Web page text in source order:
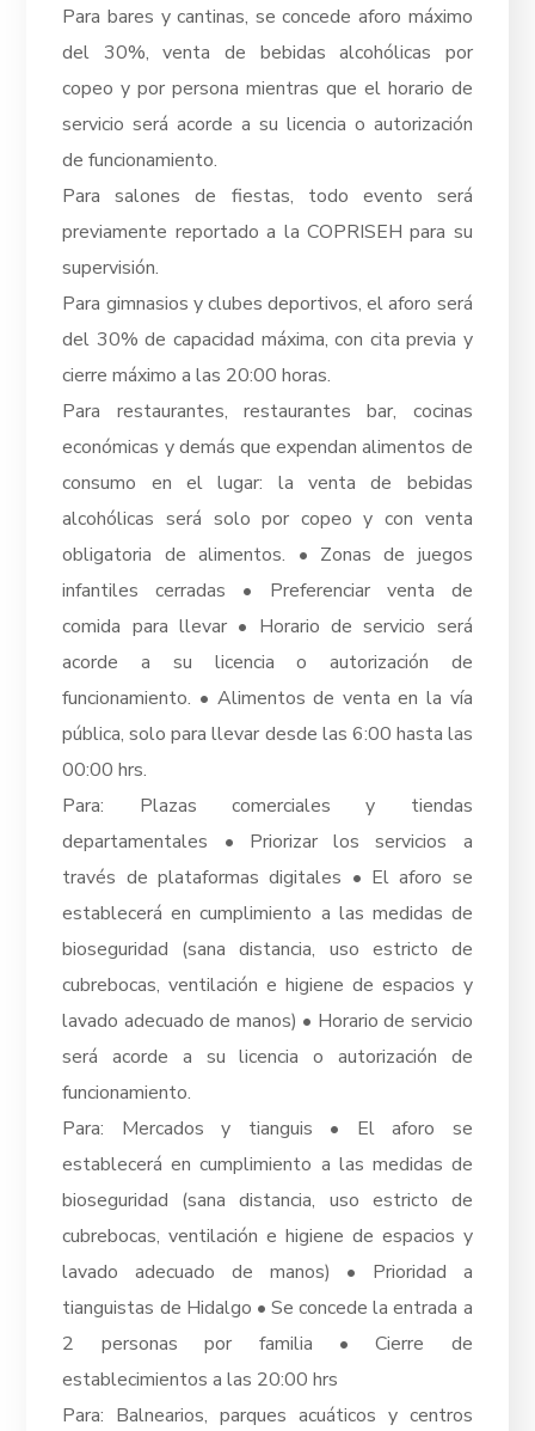
Para bares y cantinas, se concede aforo máximo
del 30%, venta de bebidas alcohólicas por
copeo y por persona mientras que el horario de
servicio será acorde a su licencia o autorización
de funcionamiento.
Para salones de fiestas, todo evento será
previamente reportado a la COPRISEH para su
supervisión.
Para gimnasios y clubes deportivos, el aforo será
del 30% de capacidad máxima, con cita previa y
cierre máximo a las 20:00 horas.
Para restaurantes, restaurantes bar, cocinas
económicas y demás que expendan alimentos de
consumo en el lugar: la venta de bebidas
alcohólicas será solo por copeo y con venta
obligatoria de alimentos. • Zonas de juegos
infantiles cerradas • Preferenciar venta de
comida para llevar • Horario de servicio será
acorde a su licencia o autorización de
funcionamiento. • Alimentos de venta en la vía
pública, solo para llevar desde las 6:00 hasta las
00:00 hrs.
Para: Plazas comerciales y tiendas
departamentales • Priorizar los servicios a
través de plataformas digitales • El aforo se
establecerá en cumplimiento a las medidas de
bioseguridad (sana distancia, uso estricto de
cubrebocas, ventilación e higiene de espacios y
lavado adecuado de manos) • Horario de servicio
será acorde a su licencia o autorización de
funcionamiento.
Para: Mercados y tianguis • El aforo se
establecerá en cumplimiento a las medidas de
bioseguridad (sana distancia, uso estricto de
cubrebocas, ventilación e higiene de espacios y
lavado adecuado de manos) • Prioridad a
tianguistas de Hidalgo • Se concede la entrada a
2 personas por familia • Cierre de
establecimientos a las 20:00 hrs
Para: Balnearios, parques acuáticos y centros